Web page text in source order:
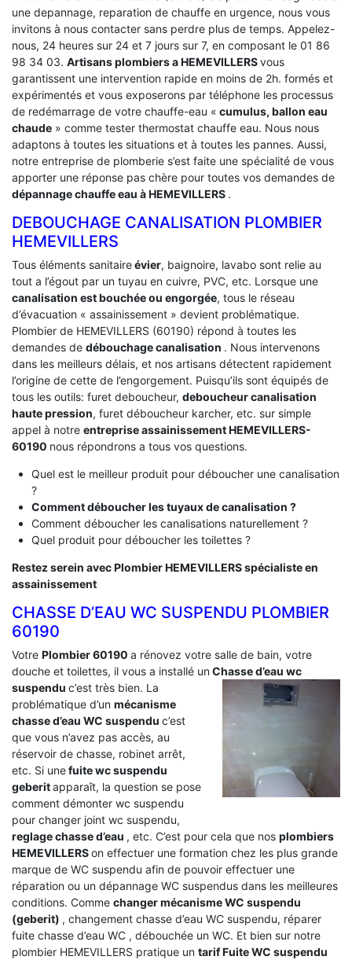
une depannage, reparation de chauffe en urgence, nous vous
invitons à nous contacter sans perdre plus de temps. Appelez-
nous, 24 heures sur 24 et 7 jours sur 7, en composant le 01 86
98 34 03. Artisans plombiers a HEMEVILLERSvous
garantissent une intervention rapide en moins de 2h. formés et
expérimentés et vous exposerons par téléphone les processus
de redémarrage de votre chauffe-eau « cumulus, ballon eau
chaude » comme tester thermostat chauffe eau. Nous nous
adaptons à toutes les situations et à toutes les pannes. Aussi,
notre entreprise de plomberie s’est faite une spécialité de vous
apporter une réponse pas chère pour toutes vos demandes de
dépannage chauffe eau à HEMEVILLERS .
DEBOUCHAGE CANALISATION PLOMBIER
HEMEVILLERS
Tous éléments sanitaireévier, baignoire, lavabo sont relie au
tout a l’égout par un tuyau en cuivre, PVC, etc. Lorsque une
canalisation est bouchée ou engorgée, tous le réseau
d’évacuation « assainissement » devient problématique.
Plombier de HEMEVILLERS (60190) répond à toutes les
demandes de débouchage canalisation . Nous intervenons
dans les meilleurs délais, et nos artisans détectent rapidement
l’origine de cette de l’engorgement. Puisqu’ils sont équipés de
tous les outils: furet deboucheur, deboucheur canalisation
haute pression, furet déboucheur karcher, etc. sur simple
appel à notre entreprise assainissement HEMEVILLERS-
60190 nous répondrons a tous vos questions.
Quel est le meilleur produit pour déboucher une canalisation
?
Comment déboucher les tuyaux de canalisation ?
Comment déboucher les canalisations naturellement ?
Quel produit pour déboucher les toilettes ?
Restez serein avec Plombier HEMEVILLERS spécialiste en
assainissement
CHASSE D’EAU WC SUSPENDU PLOMBIER
60190
Votre Plombier 60190 a rénovez votre salle de bain, votre
douche et toilettes, il vous a installé unChasse d’eau wc
suspendu c’est très bien. La
problématique d’un mécanisme
chasse d’eau WC suspendu c’est
que vous n’avez pas accès, au
réservoir de chasse, robinet arrêt,
etc. Si unefuite wc suspendu
geberitapparaît, la question se pose
comment démonter wc suspendu
pour changer joint wc suspendu,
reglage chasse d’eau , etc. C’est pour cela que nos plombiers
HEMEVILLERSon effectuer une formation chez les plus grande
marque de WC suspendu afin de pouvoir effectuer une
réparation ou un dépannage WC suspendus dans les meilleures
conditions. Comme changer mécanisme WC suspendu
(geberit) , changement chasse d’eau WC suspendu, réparer
fuite chasse d’eau WC , débouchée un WC. Et bien sur notre
plombier HEMEVILLERS pratique un tarif Fuite WC suspendu